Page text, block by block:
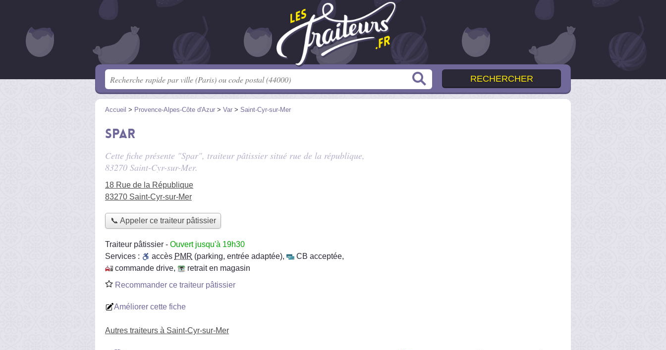
Accueil > Provence-Alpes-Côte d'Azur > Var > Saint-Cyr-sur-Mer
Spar
Cette fiche présente "Spar", traiteur pâtissier situé rue de la république,
83270 Saint-Cyr-sur-Mer.
18 Rue de la République
83270 Saint-Cyr-sur-Mer
📞 Appeler ce traiteur pâtissier
Traiteur pâtissier - Ouvert jusqu'à 19h30
Services :
accès PMR (parking, entrée adaptée), CB acceptée,
commande drive,
retrait en magasin
Recommander ce traiteur pâtissier
Améliorer cette fiche
Autres traiteurs à Saint-Cyr-sur-Mer